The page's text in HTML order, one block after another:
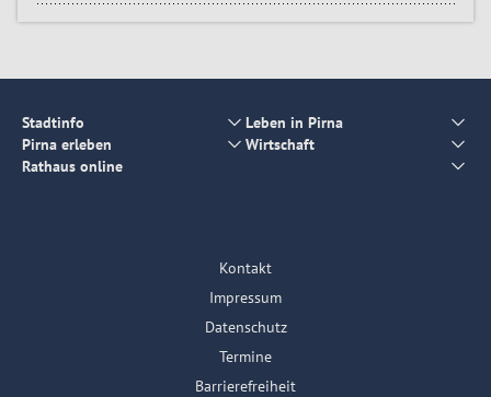
Stadtinfo
Leben in Pirna
Pirna erleben
Wirtschaft
Rathaus online
Kontakt
Impressum
Datenschutz
Termine
Barrierefreiheit